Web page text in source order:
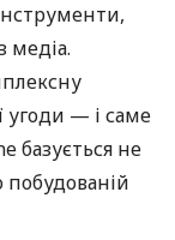
медіа.
угоди — і саме
базується не